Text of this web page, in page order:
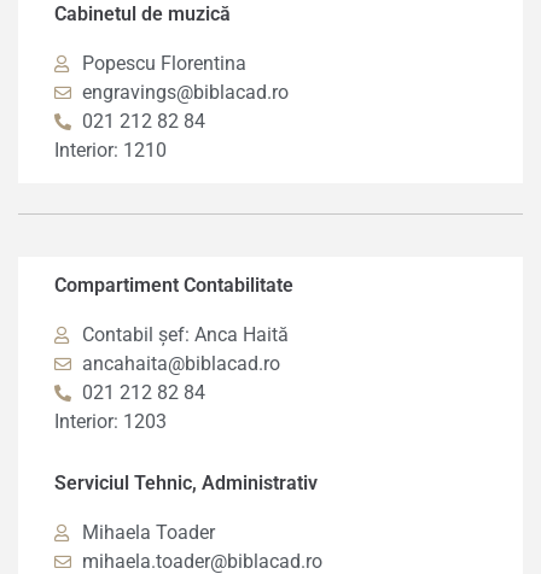
Cabinetul de muzică
Popescu Florentina
engravings@biblacad.ro
021 212 82 84
Interior: 1210
Compartiment Contabilitate
Contabil șef: Anca Haită
ancahaita@biblacad.ro
021 212 82 84
Interior: 1203
Serviciul Tehnic, Administrativ
Mihaela Toader
mihaela.toader@biblacad.ro